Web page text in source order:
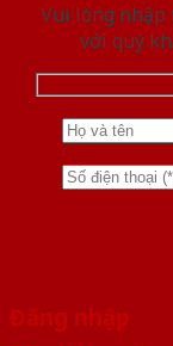
Vui lòng nhập
với quý
Đăng nhập